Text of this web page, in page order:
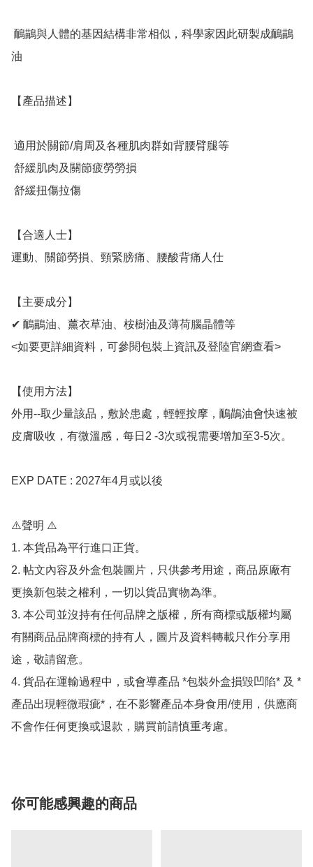
油
【產品描述】
【合適人士】
運動、關節勞損、頸緊膀痛、腰酸背痛人仕
【主要成分】
✔ 鴯鶓油、薰衣草油、桉樹油及薄荷腦晶體等
<如要更詳細資料，可參閱包裝上資訊及登陸官網查看>
【使用方法】
外用--取少量該品，敷於患處，輕輕按摩，鴯鶓油會快速被
皮膚吸收，有微溫感，每日2 -3次或視需要增加至3-5次。
EXP DATE : 2027年4月或以後
⚠️聲明 ⚠️
1. 本貨品為平行進口正貨。
2. 帖文內容及外盒包裝圖片，只供參考用途，商品原廠有
更換新包裝之權利，一切以貨品實物為準。
3. 本公司並沒持有任何品牌之版權，所有商標或版權均屬
有關商品品牌商標的持有人，圖片及資料轉載只作分享用
途，敬請留意。
4. 貨品在運輸過程中，或會導產品 *包裝外盒損毀凹陷* 及 *
產品出現輕微瑕疵*，在不影響產品本身食用/使用，供應商
不會作任何更換或退款，購買前請慎重考慮。
你可能感興趣的商品